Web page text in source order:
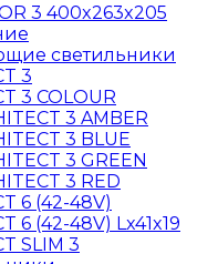
3 400x263x205
светильники
3
3 COLOUR
3 AMBER
3 BLUE
3 GREEN
3 RED
6 (42-48V)
6 (42-48V) Lx41x19
SLIM 3